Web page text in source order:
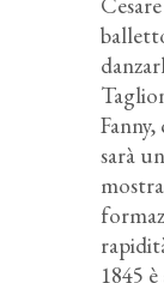
sarà
1845